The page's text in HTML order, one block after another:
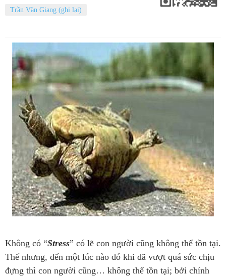
Trần Văn Giang (ghi lại)
Không có “Stress” có lẽ con người cũng không thể tồn tại.
Thế nhưng, đến một lúc nào đó khi đã vượt quá sức chịu
đựng thì con người cũng… không thể tồn tại; bởi chính